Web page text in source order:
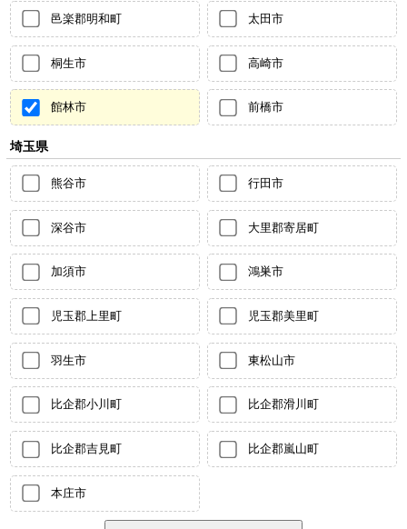
邑楽郡明和町 太田市
桐生市 高崎市
館林市 前橋市
埼玉県
熊谷市 行田市
深谷市 大里郡寄居町
加須市 鴻巣市
児玉郡上里町 児玉郡美里町
羽生市 東松山市
比企郡小川町 比企郡滑川町
比企郡吉見町 比企郡嵐山町
本庄市